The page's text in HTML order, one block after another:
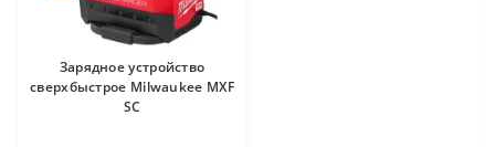
Зарядное устройство
сверхбыстрое Milwaukee MXF
SC